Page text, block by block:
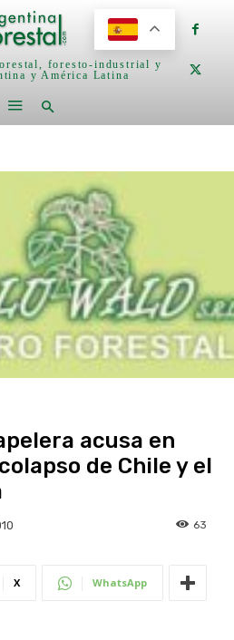
foresto-industrial y
y América Latina
acusa en
de Chile y el
63
X WhatsApp